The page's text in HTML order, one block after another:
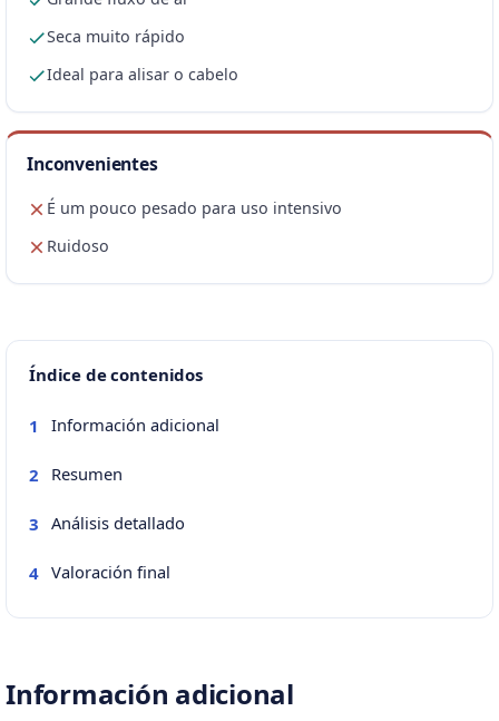
Seca muito rápido
Ideal para alisar o cabelo
Inconvenientes
É um pouco pesado para uso intensivo
Ruidoso
Índice de contenidos
1 Información adicional
2 Resumen
3 Análisis detallado
4 Valoración final
Información adicional